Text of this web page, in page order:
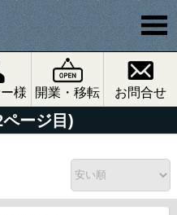
様 開業・移転 お問合せ
ージ目)